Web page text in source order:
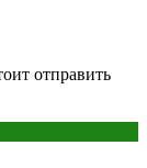
отправить